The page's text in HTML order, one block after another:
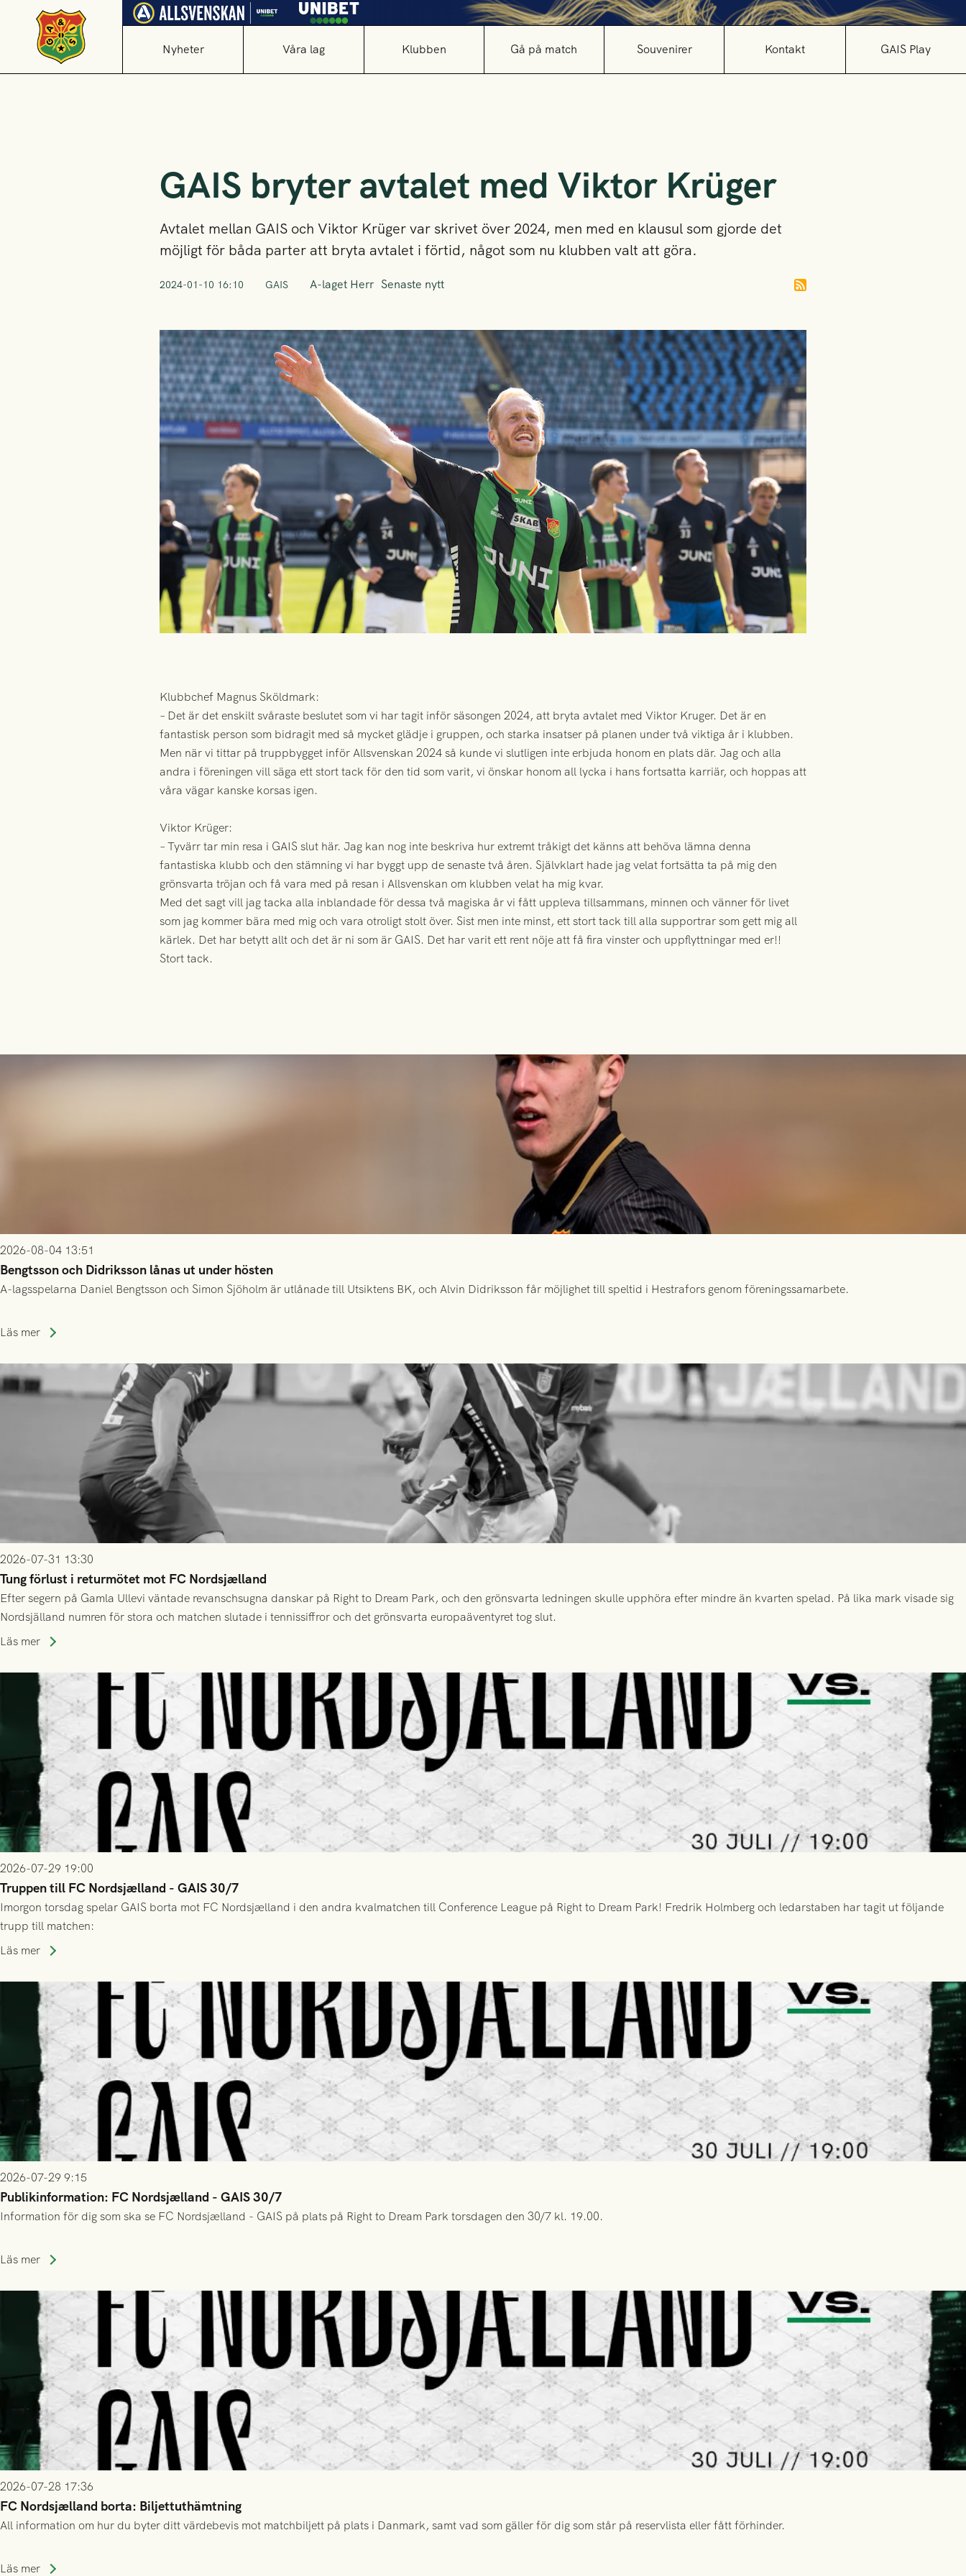
Nyheter Våra lag Klubben Gå på match Souvenirer Kontakt GAIS Play
GAIS bryter avtalet med Viktor Krüger
Avtalet mellan GAIS och Viktor Krüger var skrivet över 2024, men med en klausul som gjorde det
möjligt för båda parter att bryta avtalet i förtid, något som nu klubben valt att göra.
2024-01-10 16:10 GAIS A-laget Herr Senaste nytt
Klubbchef Magnus Sköldmark:
– Det är det enskilt svåraste beslutet som vi har tagit inför säsongen 2024, att bryta avtalet med Viktor Kruger. Det är en
fantastisk person som bidragit med så mycket glädje i gruppen, och starka insatser på planen under två viktiga år i klubben.
Men när vi tittar på truppbygget inför Allsvenskan 2024 så kunde vi slutligen inte erbjuda honom en plats där. Jag och alla
andra i föreningen vill säga ett stort tack för den tid som varit, vi önskar honom all lycka i hans fortsatta karriär, och hoppas att
våra vägar kanske korsas igen.
Viktor Krüger:
– Tyvärr tar min resa i GAIS slut här. Jag kan nog inte beskriva hur extremt tråkigt det känns att behöva lämna denna
fantastiska klubb och den stämning vi har byggt upp de senaste två åren. Självklart hade jag velat fortsätta ta på mig den
grönsvarta tröjan och få vara med på resan i Allsvenskan om klubben velat ha mig kvar.
Med det sagt vill jag tacka alla inblandade för dessa två magiska år vi fått uppleva tillsammans, minnen och vänner för livet
som jag kommer bära med mig och vara otroligt stolt över. Sist men inte minst, ett stort tack till alla supportrar som gett mig all
kärlek. Det har betytt allt och det är ni som är GAIS. Det har varit ett rent nöje att få fira vinster och uppflyttningar med er!!
Stort tack.
2026-08-04 13:51
Bengtsson och Didriksson lånas ut under hösten
A-lagsspelarna Daniel Bengtsson och Simon Sjöholm är utlånade till Utsiktens BK, och Alvin Didriksson får möjlighet till speltid i Hestrafors genom föreningssamarbete.
Läs mer
2026-07-31 13:30
Tung förlust i returmötet mot FC Nordsjælland
Efter segern på Gamla Ullevi väntade revanschsugna danskar på Right to Dream Park, och den grönsvarta ledningen skulle upphöra efter mindre än kvarten spelad. På lika mark visade sig
Nordsjälland numren för stora och matchen slutade i tennissiffror och det grönsvarta europaäventyret tog slut.
Läs mer
2026-07-29 19:00
Truppen till FC Nordsjælland - GAIS 30/7
Imorgon torsdag spelar GAIS borta mot FC Nordsjælland i den andra kvalmatchen till Conference League på Right to Dream Park! Fredrik Holmberg och ledarstaben har tagit ut följande
trupp till matchen:
Läs mer
2026-07-29 9:15
Publikinformation: FC Nordsjælland - GAIS 30/7
Information för dig som ska se FC Nordsjælland - GAIS på plats på Right to Dream Park torsdagen den 30/7 kl. 19.00.
Läs mer
2026-07-28 17:36
FC Nordsjælland borta: Biljettuthämtning
All information om hur du byter ditt värdebevis mot matchbiljett på plats i Danmark, samt vad som gäller för dig som står på reservlista eller fått förhinder.
Läs mer